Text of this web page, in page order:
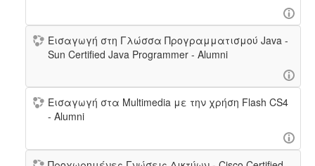
Εισαγωγή στη Γλώσσα Προγραμματισμού Java -
Sun Certified Java Programmer - Alumni
Εισαγωγή στα Multimedia με την χρήση Flash CS4
- Alumni